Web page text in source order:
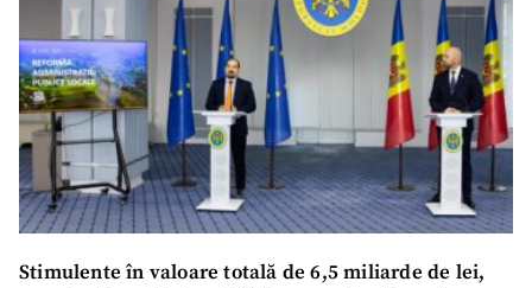
Stimulente în valoare totală de 6,5 miliarde de lei,